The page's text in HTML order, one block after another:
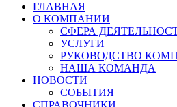
ГЛАВНАЯ
О КОМПАНИИ
СФЕРА
УСЛУГИ
РУКОВОДСТВО
НАША КОМАНДА
НОВОСТИ
СОБЫТИЯ
СПРАВОЧНИКИ